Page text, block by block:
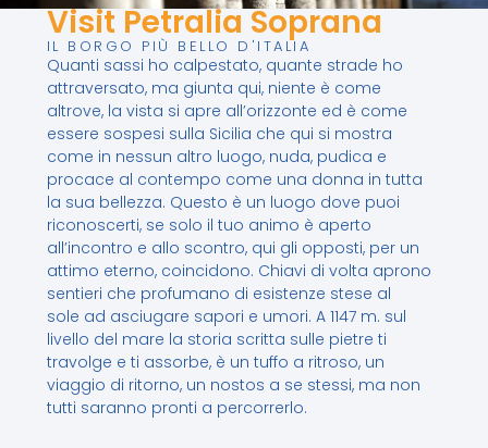
Visit Petralia Soprana
IL BORGO PIÙ BELLO D'ITALIA
Quanti sassi ho calpestato, quante strade ho
attraversato, ma giunta qui, niente è come
altrove, la vista si apre all’orizzonte ed è come
essere sospesi sulla Sicilia che qui si mostra
come in nessun altro luogo, nuda, pudica e
procace al contempo come una donna in tutta
la sua bellezza. Questo è un luogo dove puoi
riconoscerti, se solo il tuo animo è aperto
all’incontro e allo scontro, qui gli opposti, per un
attimo eterno, coincidono. Chiavi di volta aprono
sentieri che profumano di esistenze stese al
sole ad asciugare sapori e umori. A 1147 m. sul
livello del mare la storia scritta sulle pietre ti
travolge e ti assorbe, è un tuffo a ritroso, un
viaggio di ritorno, un nostos a se stessi, ma non
tutti saranno pronti a percorrerlo.